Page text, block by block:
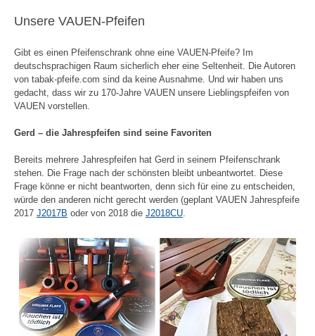
Unsere VAUEN-Pfeifen
Gibt es einen Pfeifenschrank ohne eine VAUEN-Pfeife? Im
deutschsprachigen Raum sicherlich eher eine Seltenheit. Die Autoren
von tabak-pfeife.com sind da keine Ausnahme. Und wir haben uns
gedacht, dass wir zu 170-Jahre VAUEN unsere Lieblingspfeifen von
VAUEN vorstellen.
Gerd – die Jahrespfeifen sind seine Favoriten
Bereits mehrere Jahrespfeifen hat Gerd in seinem Pfeifenschrank
stehen. Die Frage nach der schönsten bleibt unbeantwortet. Diese
Frage könne er nicht beantworten, denn sich für eine zu entscheiden,
würde den anderen nicht gerecht werden (geplant VAUEN Jahrespfeife
2017 J2017B oder von 2018 die J2018CU.